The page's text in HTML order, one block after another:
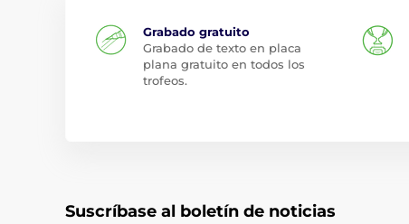
Grabado gratuito
Grabado de texto en placa
plana gratuito en todos los
trofeos.
Suscríbase al boletín de noticias